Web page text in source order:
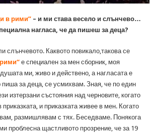
в рими”– и ми става весело и слънчево…
нагласа, че да пишеш за деца?
слънчевото. Каквото повикало,такова се
е специален за мен сборник, моя
ми, живо и действено, а нагласата е
за деца, се усмихвам. Зная, че по един
изтерзани състояния над черновите, когато
и приказката живее в мен. Когато
размишлявам с тях. Беседваме. Понякога
проблесна щастливото прозрение, че за 19